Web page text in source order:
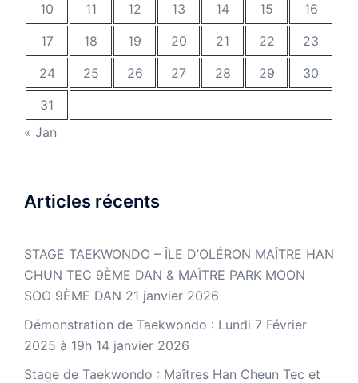
10
11 12 13 14 15
16
17
18 19 20 21 22
23
24
25 26 27 28 29
30
31
« Jan
Articles récents
STAGE TAEKWONDO – ÎLE D’OLÉRON MAÎTRE HAN
CHUN TEC 9ÈME DAN & MAÎTRE PARK MOON
SOO 9ÈME DAN 21 janvier 2026
Démonstration de Taekwondo : Lundi 7 Février
2025 à 19h 14 janvier 2026
Stage de Taekwondo : Maîtres Han Cheun Tec et